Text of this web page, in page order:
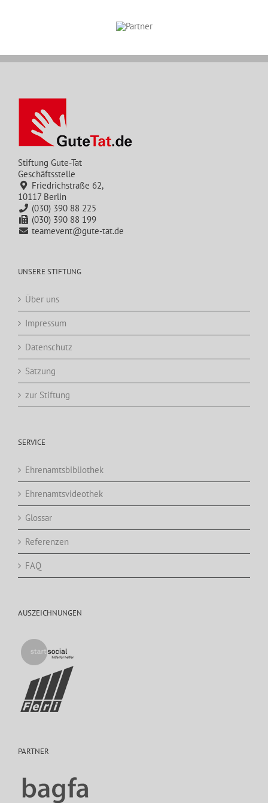
Stiftung Gute-Tat
Geschäftsstelle
Friedrichstraße 62,
10117 Berlin
(030) 390 88 225
(030) 390 88 199
teamevent@gute-tat.de
UNSERE STIFTUNG
Über uns
Impressum
Datenschutz
Satzung
zur Stiftung
SERVICE
Ehrenamtsbibliothek
Ehrenamtsvideothek
Glossar
Referenzen
FAQ
AUSZEICHNUNGEN
PARTNER